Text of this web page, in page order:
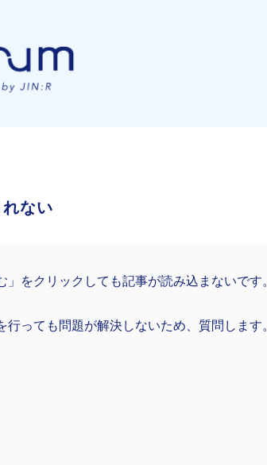
ない
をクリックしても記事が読み込まないです。
っても問題が解決しないため、質問します。